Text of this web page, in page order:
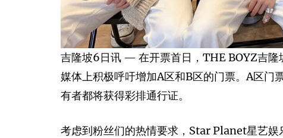
吉隆坡6日讯 — 在开票首日，THE BOYZ吉隆
媒体上积极呼吁增加A区和B区的门票。A区
有者都将获得彩排通行证。
考虑到粉丝们的热情要求，Star Planet星艺娱